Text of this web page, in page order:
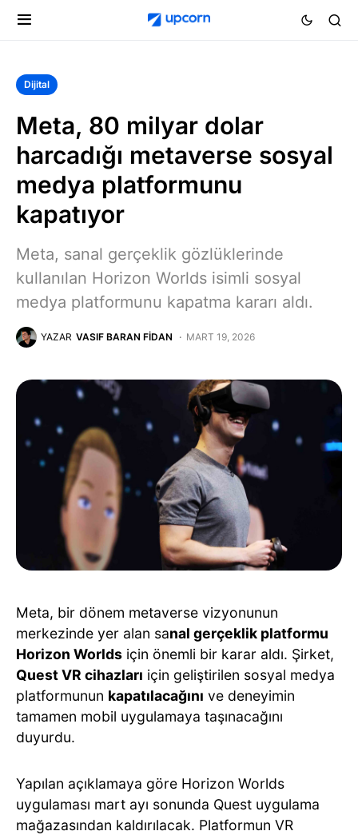
Dijital
Meta, 80 milyar dolar
harcadığı metaverse sosyal
medya platformunu
kapatıyor
Meta, sanal gerçeklik gözlüklerinde
kullanılan Horizon Worlds isimli sosyal
medya platformunu kapatma kararı aldı.
YAZAR VASIF BARAN FIDAN MART 19, 2026
Meta, bir dönem metaverse vizyonunun
merkezinde yer alan sanal gerçeklik platformu
Horizon Worlds için önemli bir karar aldı. Şirket,
Quest VR cihazları için geliştirilen sosyal medya
platformunun kapatılacağını ve deneyimin
tamamen mobil uygulamaya taşınacağını
duyurdu.
Yapılan açıklamaya göre Horizon Worlds
uygulaması mart ayı sonunda Quest uygulama
mağazasından kaldırılacak. Platformun VR